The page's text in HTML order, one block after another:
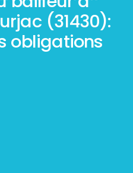
(31430):
obligations